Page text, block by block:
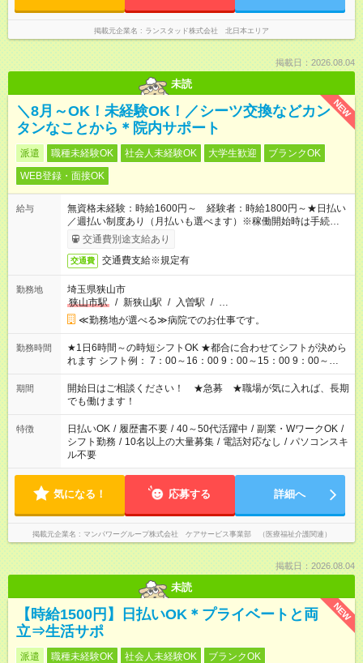
掲載元企業名 ランスタッド株式会社 北日本エリア
掲載日：2026.08.04
未読
NEW
＼8月～OK！未経験OK！／シーツ交換などカン
タンなことから＊院内サポート
派遣 職種未経験OK 社会人未経験OK 大学生歓迎
ブランクOK
WEB登録・面接OK
給与
無資格未経験：時給1600円～ 経験者：時給1800円～★日払い
／週払い制度あり（月払いも選べます）※稼働開始時は手続き完
了次第のお支払いとなります。
交通費別途支給あり
交通費 交通費支給※規定有
勤務地
埼玉県狭山市
狭山市駅
/ 新狭山駅 / 入曽駅 / …
≪勤務地が選べる≫病院でのお仕事です。
勤務時間
★1日6時間～の時短シフトOK ★都合に合わせてシフトが決めら
れます シフト例： 7：00～16：00 9：00～15：00 9：00～
18：00 11：00～20：00 など ※Wワークの場合、他のお仕事と
合わせ週40時間超の就業はご案内できません ※法令に基づき、
週20時間以上勤務は社会保険への加入対象となります ※労働者
派遣法（日雇い派遣の原則禁止）により、短時間・短期間の就
業はご案内が難しい場合があります
期間
開始日はご相談ください！ ★急募 ★職場が気に入れば、長期
でも働けます！
特徴 日払いOK / 履歴書不要 / 40～50代活躍中 / 副業・WワークOK /
シフト勤務 / 10名以上の大量募集 / 電話対応なし / パソコンスキ
ル不要
気になる！ 応募する 詳細へ
掲載元企業名 マンパワーグループ株式会社 ケアサービス事業部 （医療福祉介護関連）
掲載日：2026.08.04
未読
NEW
【時給1500円】日払いOK＊プライベートと両
立⇒生活サポ
派遣 職種未経験OK 社会人未経験OK ブランクOK